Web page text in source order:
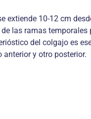
extiende 10-12 cm
las ramas
del colgajo es
y otro posterior.